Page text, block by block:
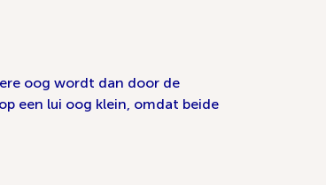
oog wordt dan door de
een lui oog klein, omdat beide